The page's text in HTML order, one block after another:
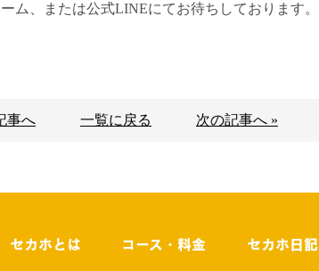
ム、または公式LINEにてお待ちしております。
事へ 一覧に戻る 次の記事へ »
セカホとは コース・料金 セカホ日記